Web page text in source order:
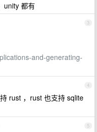
unity 都有
3
and-generating-
4
rust ，rust 也支持 sqlite
5